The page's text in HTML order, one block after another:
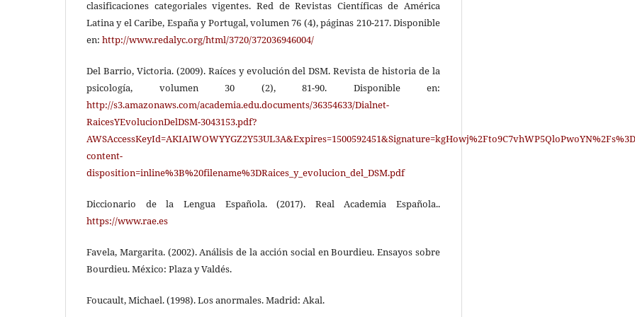
clasificaciones categoriales vigentes. Red de Revistas Científicas de América
Latina y el Caribe, España y Portugal, volumen 76 (4), páginas 210-217. Disponible
en: http://www.redalyc.org/html/3720/372036946004/
Del Barrio, Victoria. (2009). Raíces y evolución del DSM. Revista de historia de la
psicología, volumen 30 (2), 81-90. Disponible en:
http://s3.amazonaws.com/academia.edu.documents/36354633/Dialnet-
RaicesYEvolucionDelDSM-3043153.pdf?
content-
disposition=inline%3B%20filename%3DRaices_y_evolucion_del_DSM.pdf
Diccionario de la Lengua Española. (2017). Real Academia Española..
https://www.rae.es
Favela, Margarita. (2002). Análisis de la acción social en Bourdieu. Ensayos sobre
Bourdieu. México: Plaza y Valdés.
Foucault, Michael. (1998). Los anormales. Madrid: Akal.